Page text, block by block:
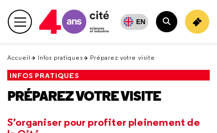
en
haut Menu principal EN
Rechercher
Accueil Infos pratiques Préparez votre visite
INFOS PRATIQUES
PRÉPAREZ VOTRE VISITE
S’organiser pour profiter pleinement de